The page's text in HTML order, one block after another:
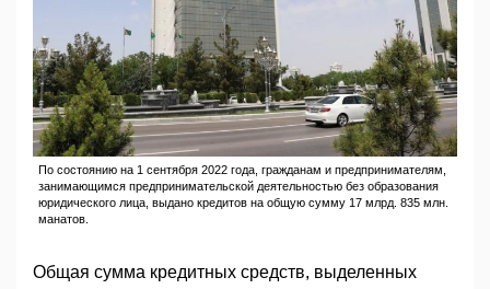
По состоянию на 1 сентября 2022 года, гражданам и предпринимателям,
занимающимся предпринимательской деятельностью без образования
юридического лица, выдано кредитов на общую сумму 17 млрд. 835 млн.
манатов.
Общая сумма кредитных средств, выделенных